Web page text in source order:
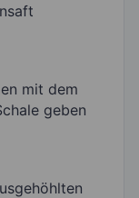
mit dem
geben